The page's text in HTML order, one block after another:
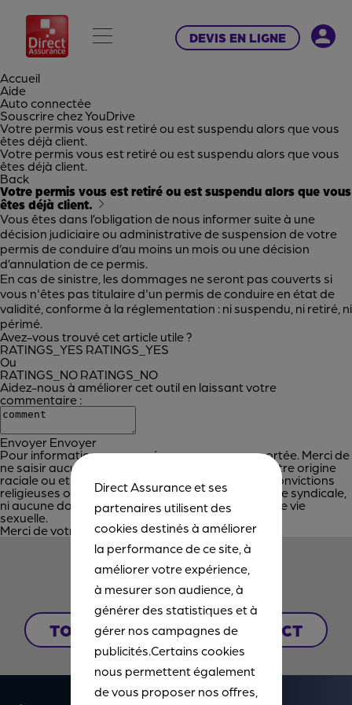
DEVIS EN LIGNE
Accueil
Aide
Auto connectée
Souscrire chez YouDrive
Votre permis vous est retiré ou est suspendu alors que vous
êtes déjà client.
Votre permis vous est retiré ou est suspendu alors que vous
êtes déjà client.
Back
Votre permis vous est retiré ou est suspendu alors que vous
êtes déjà client.
Vous êtes dans l’obligation de nous informer suite à une
décision judiciaire ou administrative de suspension de votre
permis de conduire d’au moins un mois ou une décision
d’annulation de ce permis.
En cas de sinistre, les dommages ne seront pas couverts si
vous n'êtes pas titulaire d'un permis de conduire en état de
validité, conforme à la réglementation : ni suspendu, ni retiré, ni
périmé.
Avez-vous trouvé cet article utile ?
RATINGS_YES RATINGS_YES
Ou
RATINGS_NO RATINGS_NO
Aidez-nous à améliorer cet outil en laissant votre
commentaire :
Envoyer Envoyer
Pour information, aucune réponse ne sera apportée. Merci de
ne saisir aucune donnée personnelle relative à votre origine
raciale ou ethnique, vos opinions politiques, vos convictions
religieuses ou philosophiques, votre appartenance syndicale,
ni aucune donnée concernant votre santé ou votre vie
sexuelle.
Merci de votre participation !
CONTACTEZ-NOUS
TOUS NOS POINTS DE CONTACT
Direct Assurance et ses
partenaires utilisent des
cookies destinés à améliorer
la performance de ce site, à
améliorer votre expérience,
à mesurer son audience, à
générer des statistiques et à
gérer nos campagnes de
publicités.Certains cookies
nous permettent également
de vous proposer nos offres,